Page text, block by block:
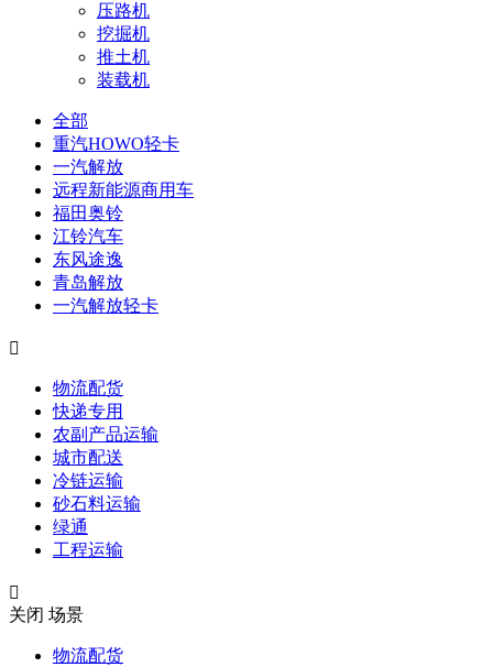
压路机
挖掘机
推土机
装载机
全部
重汽HOWO轻卡
一汽解放
远程新能源商用车
福田奥铃
江铃汽车
东风途逸
青岛解放
一汽解放轻卡

物流配货
快递专用
农副产品运输
城市配送
冷链运输
砂石料运输
绿通
工程运输

关闭 场景
物流配货